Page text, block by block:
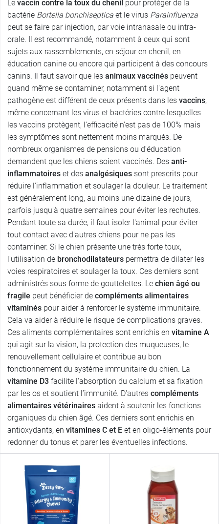
Le vaccin contre la toux du chenil pour protéger de la
bactérie Bortella bonchiseptica et le virus Parainfluenza
peut se faire par injection, par voie intranasale ou intra-
orale. Il est recommandé, notamment à ceux qui sont
sujets aux rassemblements, en séjour en chenil, en
éducation canine ou encore qui participent à des concours
canins. Il faut savoir que les animaux vaccinés peuvent
quand même se contaminer, notamment si l'agent
pathogène est différent de ceux présents dans les vaccins,
même concernant les virus et bactéries contre lesquelles
les vaccins protègent, l'efficacité n'est pas de 100% mais
les symptômes sont nettement moins marqués. De
nombreux organismes de pensions ou d'éducation
demandent que les chiens soient vaccinés. Des anti-
inflammatoires et des analgésiques sont prescrits pour
réduire l'inflammation et soulager la douleur. Le traitement
est généralement long, au moins une dizaine de jours,
parfois jusqu'à quatre semaines pour éviter les rechutes.
Pendant toute sa durée, il faut isoler l'animal pour éviter
tout contact avec d'autres chiens pour ne pas les
contaminer. Si le chien présente une très forte toux,
l'utilisation de bronchodilatateurs permettra de dilater les
voies respiratoires et soulager la toux. Ces derniers sont
administrés sous forme de gouttelettes. Le chien âgé ou
fragile peut bénéficier de compléments alimentaires
vitaminés pour aider à renforcer le système immunitaire.
Cela va aider à réduire le risque de complications graves.
Ces aliments complémentaires sont enrichis en vitamine A
qui agit sur la vision, la protection des muqueuses, le
renouvellement cellulaire et contribue au bon
fonctionnement du système immunitaire du chien. La
vitamine D3 facilite l'absorption du calcium et sa fixation
par les os et soutient l’immunité. D'autres compléments
alimentaires vétérinaires aident à soutenir les fonctions
organiques du chien âgé. Ces derniers sont enrichis en
antioxydants, en vitamines C et E et en oligo-éléments pour
redonner du tonus et parer les éventuelles infections.